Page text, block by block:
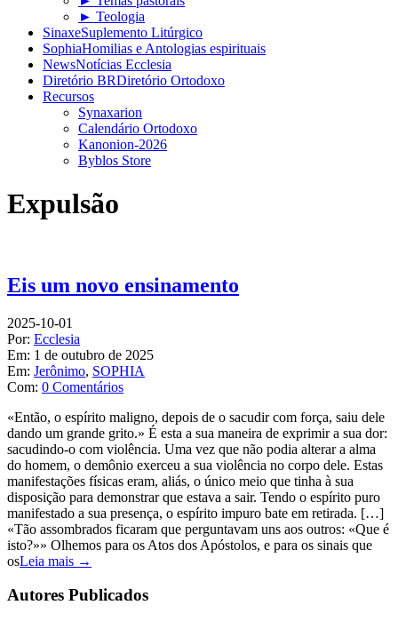
► Teologia
SinaxeSuplemento Litúrgico
SophiaHomilias e Antologias espirituais
NewsNotícias Ecclesia
Diretório BRDiretório Ortodoxo
Recursos
Synaxarion
Calendário Ortodoxo
Kanonion-2026
Byblos Store
Expulsão
Eis um novo ensinamento
2025-10-01
Por: Ecclesia
Em: 1 de outubro de 2025
Em: Jerônimo, SOPHIA
Com: 0 Comentários
«Então, o espírito maligno, depois de o sacudir com força, saiu dele
dando um grande grito.» É esta a sua maneira de exprimir a sua dor:
sacudindo-o com violência. Uma vez que não podia alterar a alma
do homem, o demônio exerceu a sua violência no corpo dele. Estas
manifestações físicas eram, aliás, o único meio que tinha à sua
disposição para demonstrar que estava a sair. Tendo o espírito puro
manifestado a sua presença, o espírito impuro bate em retirada. […]
«Tão assombrados ficaram que perguntavam uns aos outros: «Que é
isto?»» Olhemos para os Atos dos Apóstolos, e para os sinais que
osLeia mais →
Autores Publicados